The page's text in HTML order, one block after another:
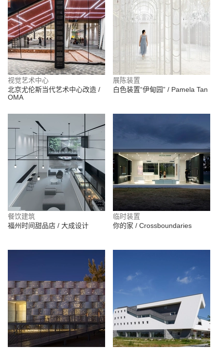
视觉艺术中心
北京尤伦斯当代艺术中心改造 /
OMA
展陈装置
白色装置“伊甸园” / Pamela Tan
餐饮建筑
福州时间甜品店 / 大成设计
临时装置
你的家 / Crossboundaries